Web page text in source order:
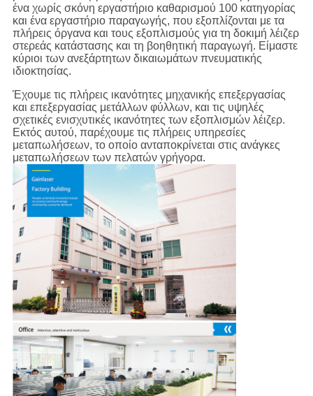
ένα χωρίς σκόνη εργαστήριο καθαρισμού 100 κατηγορίας
και ένα εργαστήριο παραγωγής, που εξοπλίζονται με τα
πλήρεις όργανα και τους εξοπλισμούς για τη δοκιμή λέιζερ
στερεάς κατάστασης και τη βοηθητική παραγωγή. Είμαστε
κύριοι των ανεξάρτητων δικαιωμάτων πνευματικής
ιδιοκτησίας.
Έχουμε τις πλήρεις ικανότητες μηχανικής επεξεργασίας
και επεξεργασίας μετάλλων φύλλων, και τις υψηλές
σχετικές ενισχυτικές ικανότητες των εξοπλισμών λέιζερ.
Εκτός αυτού, παρέχουμε τις πλήρεις υπηρεσίες
μεταπωλήσεων, το οποίο ανταποκρίνεται στις ανάγκες
μεταπωλήσεων των πελατών γρήγορα.